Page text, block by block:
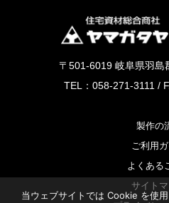
〒501-6019 岐阜県羽島
TEL：058-271-3111 /
製作の
ご利用
よくある
サイト
当ウェブサイトでは Cookie を使